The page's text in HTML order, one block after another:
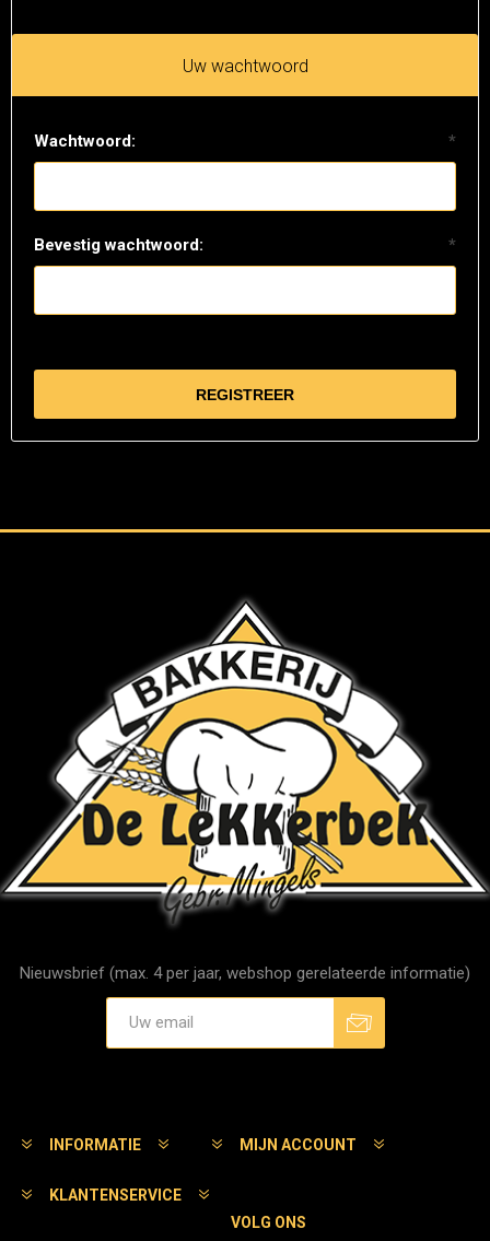
Uw wachtwoord
Wachtwoord: *
Bevestig wachtwoord: *
Nieuwsbrief (max. 4 per jaar, webshop gerelateerde informatie)
INFORMATIE MIJN ACCOUNT
KLANTENSERVICE
VOLG ONS